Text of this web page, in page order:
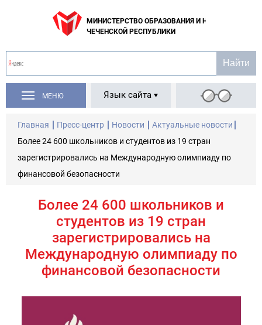
МИНИСТЕРСТВО ОБРАЗОВАНИЯ И НАУКИ
ЧЕЧЕНСКОЙ РЕСПУБЛИКИ
МЕНЮ Язык сайта
Главная Пресс-центр Новости
Актуальные новости
Более 24 600 школьников и студентов из 19 стран
зарегистрировались на Международную олимпиаду по
финансовой безопасности
Более 24 600 школьников и
студентов из 19 стран
зарегистрировались на
Международную олимпиаду по
финансовой безопасности